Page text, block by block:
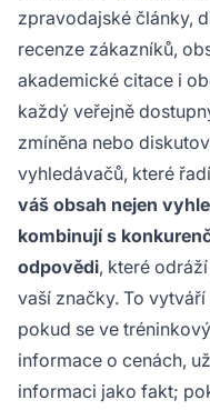
zpravodajské články,
recenze zákazníků,
akademické citace i
každý veřejně
zmíněna nebo
vyhledávačů, které
váš obsah nejen
kombinují s
odpovědi, které
vaší značky. To
pokud se ve
informace o cenách,
informaci jako fakt;